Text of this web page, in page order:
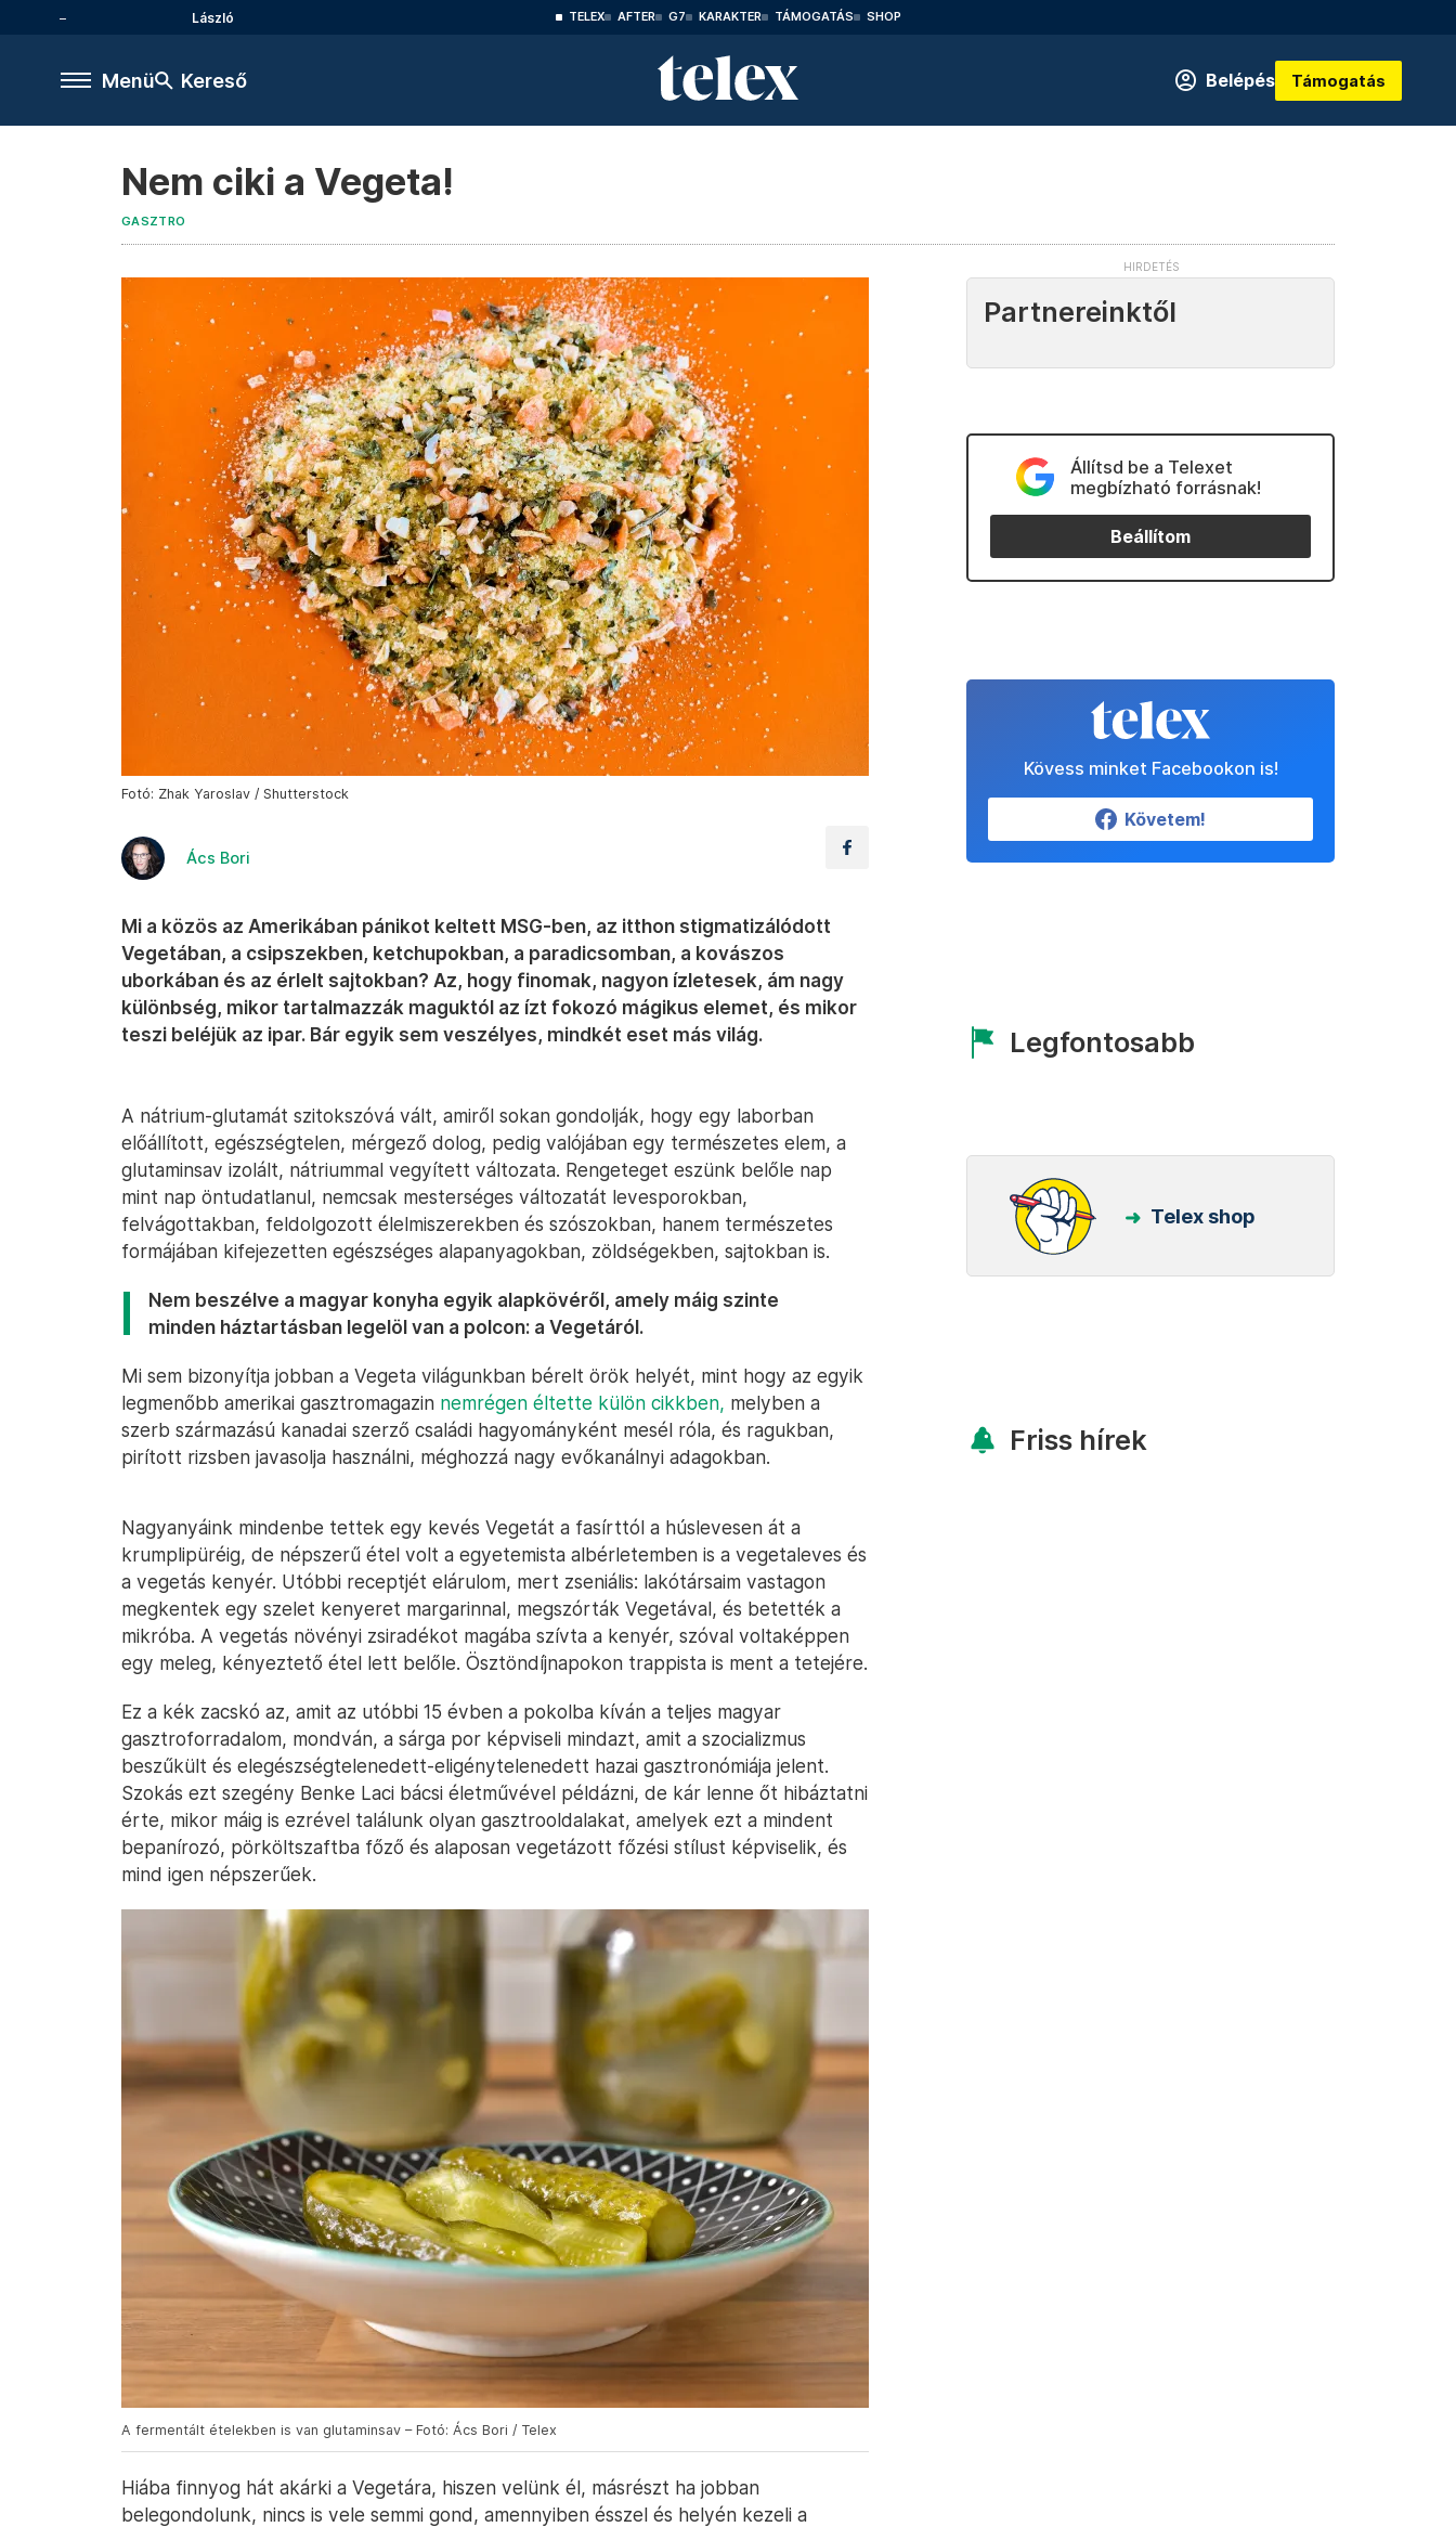
László TELEX AFTER G7 KARAKTER TÁMOGATÁS SHOP
Menü Kereső Belépés Támogatás
Nem ciki a Vegeta!
GASZTRO
Fotó: Zhak Yaroslav / Shutterstock
Ács Bori
Mi a közös az Amerikában pánikot keltett MSG-ben, az itthon stigmatizálódott
Vegetában, a csipszekben, ketchupokban, a paradicsomban, a kovászos
uborkában és az érlelt sajtokban? Az, hogy finomak, nagyon ízletesek, ám nagy
különbség, mikor tartalmazzák maguktól az ízt fokozó mágikus elemet, és mikor
teszi beléjük az ipar. Bár egyik sem veszélyes, mindkét eset más világ.
A nátrium-glutamát szitokszóvá vált, amiről sokan gondolják, hogy egy laborban
előállított, egészségtelen, mérgező dolog, pedig valójában egy természetes elem, a
glutaminsav izolált, nátriummal vegyített változata. Rengeteget eszünk belőle nap
mint nap öntudatlanul, nemcsak mesterséges változatát levesporokban,
felvágottakban, feldolgozott élelmiszerekben és szószokban, hanem természetes
formájában kifejezetten egészséges alapanyagokban, zöldségekben, sajtokban is.
Nem beszélve a magyar konyha egyik alapkövéről, amely máig szinte
minden háztartásban legelöl van a polcon: a Vegetáról.
Mi sem bizonyítja jobban a Vegeta világunkban bérelt örök helyét, mint hogy az egyik
legmenőbb amerikai gasztromagazin nemrégen éltette külön cikkben, melyben a
szerb származású kanadai szerző családi hagyományként mesél róla, és ragukban,
pirított rizsben javasolja használni, méghozzá nagy evőkanálnyi adagokban.
Nagyanyáink mindenbe tettek egy kevés Vegetát a fasírttól a húslevesen át a
krumplipüréig, de népszerű étel volt a egyetemista albérletemben is a vegetaleves és
a vegetás kenyér. Utóbbi receptjét elárulom, mert zseniális: lakótársaim vastagon
megkentek egy szelet kenyeret margarinnal, megszórták Vegetával, és betették a
mikróba. A vegetás növényi zsiradékot magába szívta a kenyér, szóval voltaképpen
egy meleg, kényeztető étel lett belőle. Ösztöndíjnapokon trappista is ment a tetejére.
Ez a kék zacskó az, amit az utóbbi 15 évben a pokolba kíván a teljes magyar
gasztroforradalom, mondván, a sárga por képviseli mindazt, amit a szocializmus
beszűkült és elegészségtelenedett-eligénytelenedett hazai gasztronómiája jelent.
Szokás ezt szegény Benke Laci bácsi életművével példázni, de kár lenne őt hibáztatni
érte, mikor máig is ezrével találunk olyan gasztrooldalakat, amelyek ezt a mindent
bepanírozó, pörköltszaftba főző és alaposan vegetázott főzési stílust képviselik, és
mind igen népszerűek.
A fermentált ételekben is van glutaminsav – Fotó: Ács Bori / Telex
Hiába finnyog hát akárki a Vegetára, hiszen velünk él, másrészt ha jobban
belegondolunk, nincs is vele semmi gond, amennyiben ésszel és helyén kezeli a
Partnereinktől
Állítsd be a Telexet
megbízható forrásnak!
Beállítom
Kövess minket Facebookon is!
Követem!
Legfontosabb
Telex shop
Friss hírek